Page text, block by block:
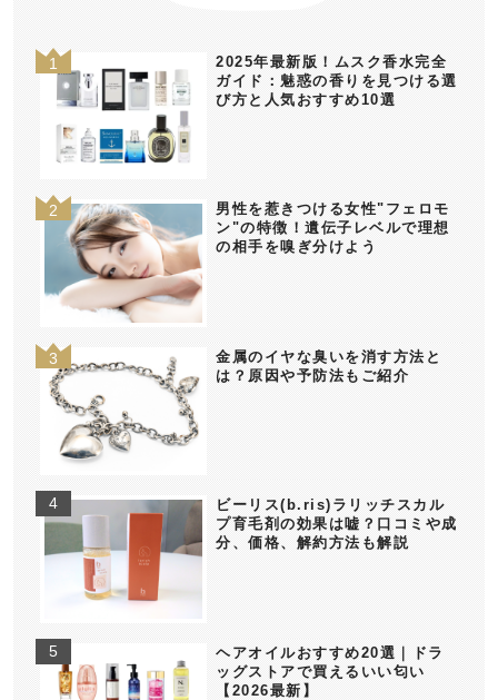
2025年最新版！ムスク香水完全
ガイド：魅惑の香りを見つける選
び方と人気おすすめ10選
男性を惹きつける女性"フェロモ
ン"の特徴！遺伝子レベルで理想
の相手を嗅ぎ分けよう
金属のイヤな臭いを消す方法と
は？原因や予防法もご紹介
ビーリス(b.ris)ラリッチスカル
プ育毛剤の効果は嘘？口コミや成
分、価格、解約方法も解説
ヘアオイルおすすめ20選｜ドラ
ッグストアで買えるいい匂い
【2026最新】